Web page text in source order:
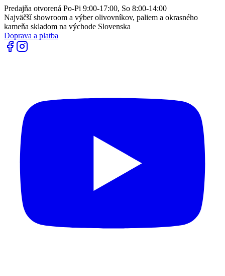
Predajňa otvorená Po-Pi 9:00-17:00, So 8:00-14:00
Najväčší showroom a výber olivovníkov, paliem a okrasného
kameňa skladom na východe Slovenska
Doprava a platba